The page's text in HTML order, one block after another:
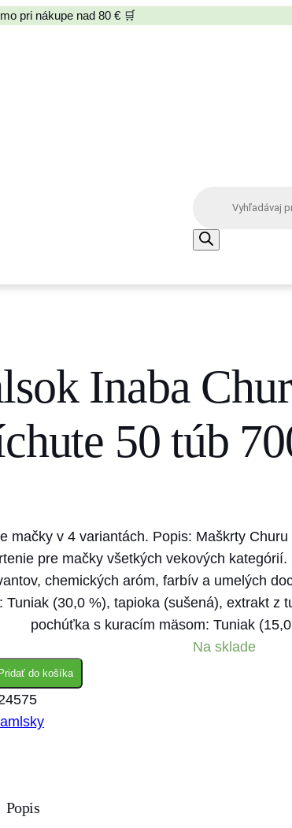
pri nákupe nad 80 € 🛒
o
u
r
c
Inaba
50 túb
mačky v 4 variantách. Popis: Maškrty
pre mačky všetkých vekových
chemických aróm, farbív a umelých
Tuniak (30,0 %), tapioka (sušená), extrakt z
pochúťka s kuracím mäsom: Tuniak
Na sklade
Pridať do košíka
Popis